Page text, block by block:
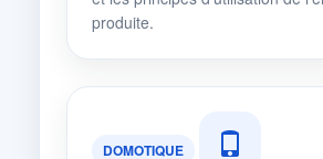
produite.
DOMOTIQUE